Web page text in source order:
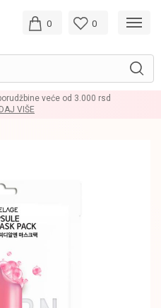
0 0
veće od 3.000 rsd
VIŠE